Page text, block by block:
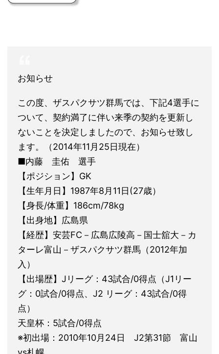
お知らせ
この度、ザスパクサツ群馬では、下記4選手に
ついて、契約満了に伴い来季の契約を更新し
ないことを決定しましたので、お知らせ致し
ます。（2014年11月25日現在）
■内藤 圭佑 選手
【ポジション】GK
【生年月日】1987年8月11日(27歳）
【身長/体重】186cm/78kg
【出身地】広島県
【経歴】安芸FC－広島広陵高－国士舘大－カ
ターレ富山－ザスパクサツ群馬（2012年加
入）
【出場歴】Jリーグ：43試合/0得点（J1リー
グ：0試合/0得点、J2 リーグ：43試合/0得
点）
天皇杯：5試合/0得点
※初出場：2010年10月24日 J2第31節 富山